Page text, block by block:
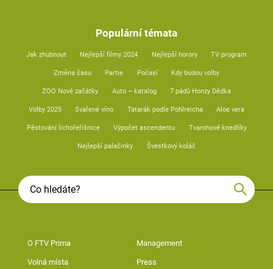
Populární témata
Jak zhubnout Nejlepší filmy 2024 Nejlepší horory TV program
Změna času Partie Počasí Kdy budou volby
ZOO Nové začátky Auto – katalog 7 pádů Honzy Dědka
Volby 2025 Svařené víno Tatarák podle Pohlreicha Aloe vera
Pěstování lichořeřišnice Výpočet ascendentu Tvarohové knedlíky
Nejlepší palačinky Švestkový koláč
O FTV Prima Management
Volná místa Press